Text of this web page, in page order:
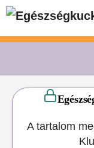
Kilépés
tartalomba
A tartalom